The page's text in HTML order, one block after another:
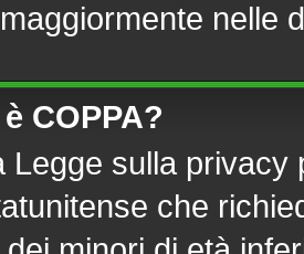
nelle
COPPA?
Legge sulla
che